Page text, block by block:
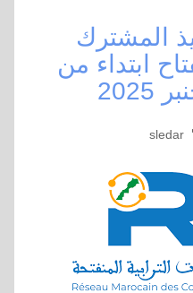
المشترك
ابتداء من
sledar